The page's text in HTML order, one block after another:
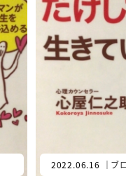
2022.06.16 ｜ブ